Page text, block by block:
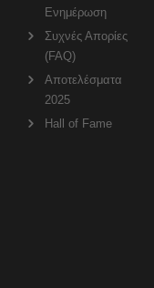
Ενημέρωση
Συχνές Απορίες
(FAQ)
Αποτελέσματα
2025
Hall of Fame